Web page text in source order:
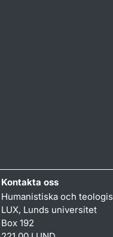
Kontakta oss
Humanistiska och
LUX, Lunds universitet
Box 192